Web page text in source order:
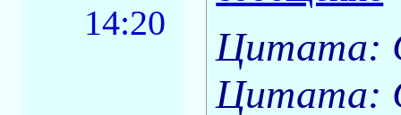
14:20
Цитата:
Цитата: